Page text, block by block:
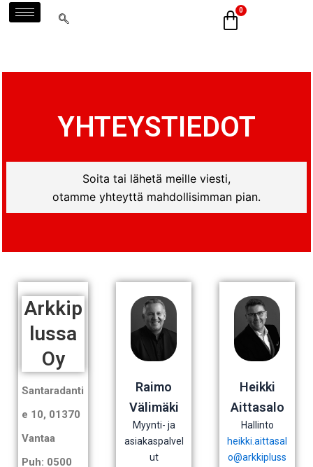
Siirry
sisältöön
YHTEYSTIEDOT
Soita tai lähetä meille viesti,
otamme yhteyttä mahdollisimman pian.
Arkkip
lussa
Oy
Santaradanti
e 10, 01370
Vantaa
Puh: 0500
Raimo
Välimäki
Myynti- ja
asiakaspalvel
ut
Heikki
Aittasalo
Hallinto
heikki.aittasal
o@arkkipluss